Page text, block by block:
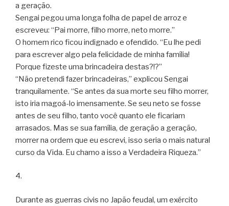
a geração.
Sengai pegou uma longa folha de papel de arroz e
escreveu: “Pai morre, filho morre, neto morre.”
O homem rico ficou indignado e ofendido. “Eu lhe pedi
para escrever algo pela felicidade de minha família!
Porque fizeste uma brincadeira destas?!?”
“Não pretendi fazer brincadeiras,” explicou Sengai
tranquilamente. “Se antes da sua morte seu filho morrer,
isto iria magoá-lo imensamente. Se seu neto se fosse
antes de seu filho, tanto você quanto ele ficariam
arrasados. Mas se sua família, de geração a geração,
morrer na ordem que eu escrevi, isso seria o mais natural
curso da Vida. Eu chamo a isso a Verdadeira Riqueza.”
4.
Durante as guerras civis no Japão feudal, um exército